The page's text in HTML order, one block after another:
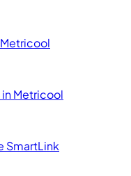
Metricool
SmartLink